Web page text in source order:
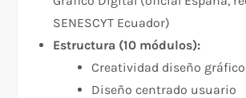
SENESCYT Ecuador)
Estructura (10 módulos):
Creatividad diseño
Diseño centrado usuario